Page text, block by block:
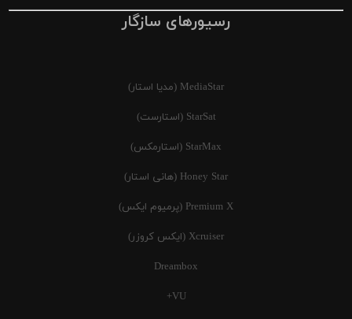
رسیورهای سازگار
MediaStar (مدیا استار)
StarSat (استارست)
StarMax (استارمکس)
Honey Star (هانی استار)
Premium X (پرمیوم ایکس)
Xcruiser (ایکس کروزر)
Dreambox
VU+